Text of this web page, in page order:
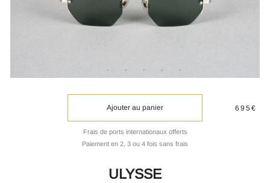
Ajouter au panier
Frais de ports internationaux offerts
Paiement en 2, 3 ou 4 fois sans frais
695€
ULYSSE